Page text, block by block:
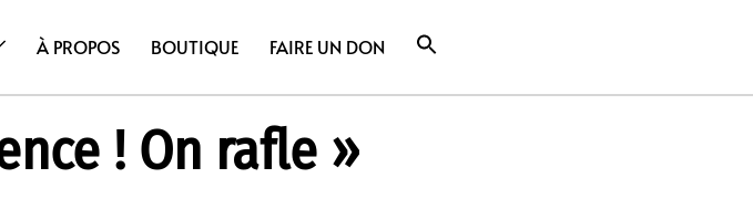
À PROPOS BOUTIQUE FAIRE UN DON
! On rafle »